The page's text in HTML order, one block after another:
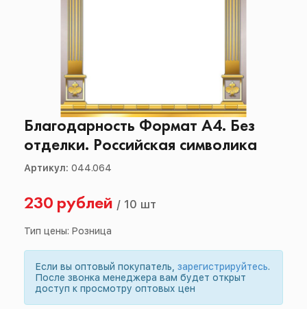
Благодарность Формат А4. Без
отделки. Российская символика
Артикул: 044.064
230 рублей / 10 шт
Тип цены: Розница
Если вы оптовый покупатель, зарегистрируйтесь.
После звонка менеджера вам будет открыт
доступ к просмотру оптовых цен